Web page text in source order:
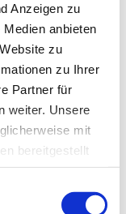
Anzeigen zu
anbieten
zu
zu Ihrer
Partner für
weiter. Unsere
mit
bereitgestellt
der Dienste